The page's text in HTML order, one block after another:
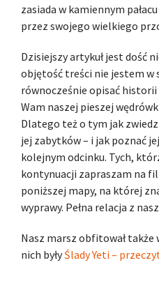
zasiada w kamiennym
przez swojego wielkiego
Dzisiejszy artykuł jest dość
objętość treści nie jestem w
równocześnie opisać
Wam naszej pieszej
Dlatego też o tym jak
jej zabytków – i jak poznać
kolejnym odcinku. Tych,
kontynuacji zapraszam na
poniższej mapy, na której
wyprawy. Pełna relacja z
Nasz marsz obfitował także
nich byłyŚlady Yeti –